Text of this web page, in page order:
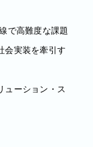
で高難度な課題
会実装を牽引す
ューション・ス